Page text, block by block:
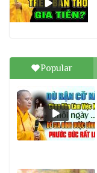
Popular